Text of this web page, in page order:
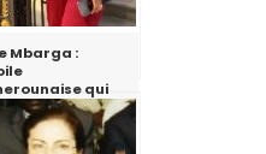
Mbarga :
qui
au cœur du
historique de